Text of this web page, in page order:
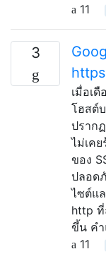
11
3
เมื่อเ
โฮสต์
ปราก
ไม่เค
ของ
ปลอด
ไซต์แ
http ที่
ขึ้น คำ
11